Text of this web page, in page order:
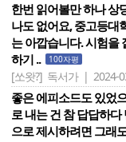
한번 읽어볼만 하나 상
나도 없어요, 중고등대
는 아깝습니다. 시험을
하기 ..
100자평
[쏘왓?] 독서가 | 2024-
좋은 에피소드도 있었
로 내는 건 참 답답하
으로 제시하려면 그래